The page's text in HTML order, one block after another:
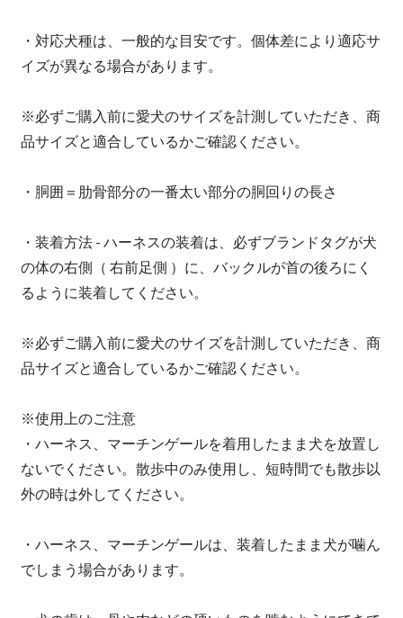
・対応犬種は、一般的な目安です。個体差により適応サ
イズが異なる場合があります。
※必ずご購入前に愛犬のサイズを計測していただき、商
品サイズと適合しているかご確認ください。
・胴囲＝肋骨部分の一番太い部分の胴回りの長さ
・装着方法 - ハーネスの装着は、必ずブランドタグが犬
の体の右側（ 右前足側 ）に、バックルが首の後ろにく
るように装着してください。
※必ずご購入前に愛犬のサイズを計測していただき、商
品サイズと適合しているかご確認ください。
※使用上のご注意
・ハーネス、マーチンゲールを着用したまま犬を放置し
ないでください。散歩中のみ使用し、短時間でも散歩以
外の時は外してください。
・ハーネス、マーチンゲールは、装着したまま犬が噛ん
でしまう場合があります。